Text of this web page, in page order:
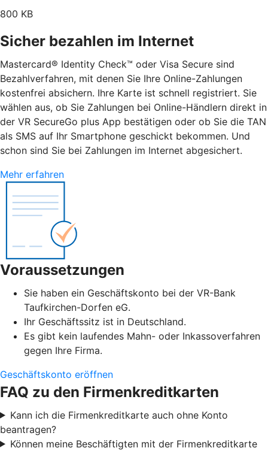
800 KB
Sicher bezahlen im Internet
Mastercard® Identity Check™ oder Visa Secure sind
Bezahlverfahren, mit denen Sie Ihre Online-Zahlungen
kostenfrei absichern. Ihre Karte ist schnell registriert. Sie
wählen aus, ob Sie Zahlungen bei Online-Händlern direkt in
der VR SecureGo plus App bestätigen oder ob Sie die TAN
als SMS auf Ihr Smartphone geschickt bekommen. Und
schon sind Sie bei Zahlungen im Internet abgesichert.
Mehr erfahren
Voraussetzungen
Sie haben ein Geschäftskonto bei der VR-Bank
Taufkirchen-Dorfen eG.
Ihr Geschäftssitz ist in Deutschland.
Es gibt kein laufendes Mahn- oder Inkassoverfahren
gegen Ihre Firma.
Geschäftskonto eröffnen
FAQ zu den Firmenkreditkarten
Kann ich die Firmenkreditkarte auch ohne Konto
beantragen?
Können meine Beschäftigten mit der Firmenkreditkarte